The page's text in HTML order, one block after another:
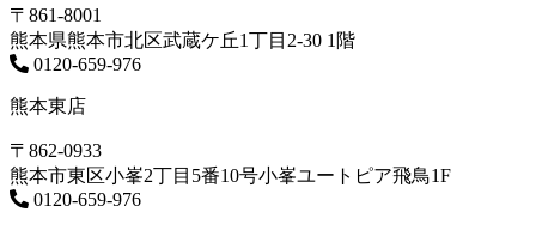
〒861-8001
熊本県熊本市北区武蔵ケ丘1丁目2-30 1階
0120-659-976
熊本東店
〒862-0933
熊本市東区小峯2丁目5番10号小峯ユートピア飛鳥1F
0120-659-976